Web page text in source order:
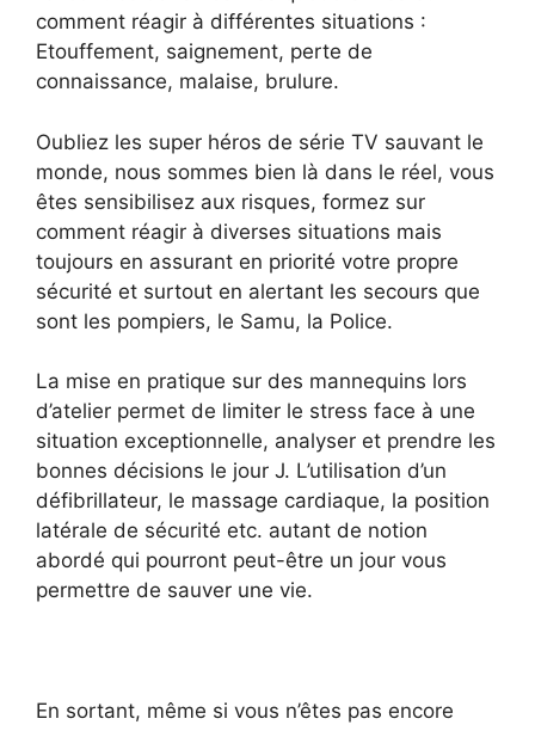
comment réagir à différentes situations :
Etouffement, saignement, perte de
connaissance, malaise, brulure.
Oubliez les super héros de série TV sauvant le
monde, nous sommes bien là dans le réel, vous
êtes sensibilisez aux risques, formez sur
comment réagir à diverses situations mais
toujours en assurant en priorité votre propre
sécurité et surtout en alertant les secours que
sont les pompiers, le Samu, la Police.
La mise en pratique sur des mannequins lors
d’atelier permet de limiter le stress face à une
situation exceptionnelle, analyser et prendre les
bonnes décisions le jour J. L’utilisation d’un
défibrillateur, le massage cardiaque, la position
latérale de sécurité etc. autant de notion
abordé qui pourront peut-être un jour vous
permettre de sauver une vie.
En sortant, même si vous n’êtes pas encore